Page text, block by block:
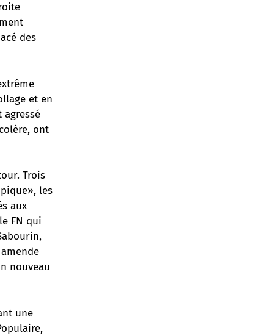
des
et en
ont
Trois
les
aux
FN qui
nouveau
une